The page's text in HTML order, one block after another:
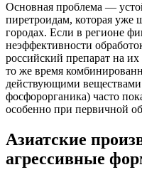
Основная проблема —
пиретроидам, которая уже
городах. Если в регионе
неэффективности
российский препарат на их
то же время
действующими
фосфорорганика) часто
особенно при первичной
Азиатские
агрессивные